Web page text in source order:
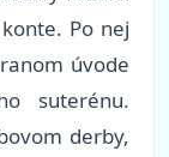
Po nej
úvode
suterénu.
derby,